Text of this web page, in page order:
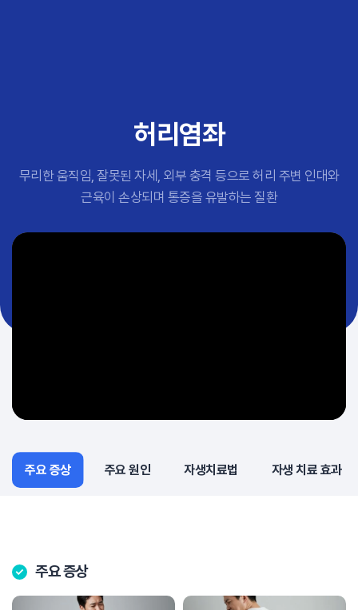
#교통사고후유증 #허리디스크
허리염좌
무리한 움직임, 잘못된 자세, 외부 충격 등으로 허리 주변 인대와
근육이 손상되며 통증을 유발하는 질환
주요 증상
주요 증상 주요 원인 자생치료법 자생 치료 효과
주요 증상